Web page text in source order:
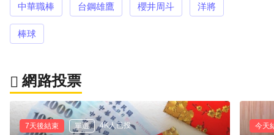
中華職棒 台鋼雄鷹 櫻井周斗 洋將
棒球
網路投票
7天後結束 單選 4K人已投 今天